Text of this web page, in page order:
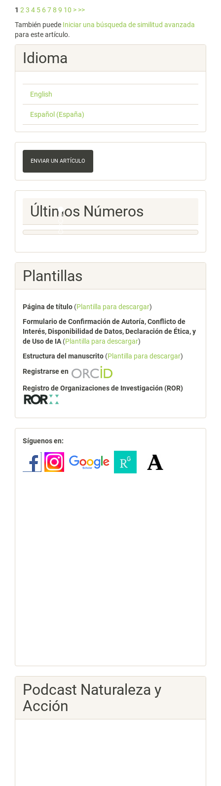
1 23 4 5 678 9 10 > >>
También puede Iniciar una búsqueda de similitud avanzada
para este artículo.
Idioma
English
Español (España)
Enviar
un
artículo
ENVIAR UN ARTÍCULO
Ultimos
Numeros
Últimos Números
Plantillas
Página de título (Plantilla para descargar)
Formulario de Confirmación de Autoría, Conflicto de
Interés, Disponibilidad de Datos, Declaración de Ética, y
de Uso de IA(Plantilla para descargar)
Estructura del manuscrito (Plantilla para descargar)
Registrarse en
Registro de Organizaciones de Investigación (ROR)
redes
Síguenos en:
Podcast Naturaleza y
Acción